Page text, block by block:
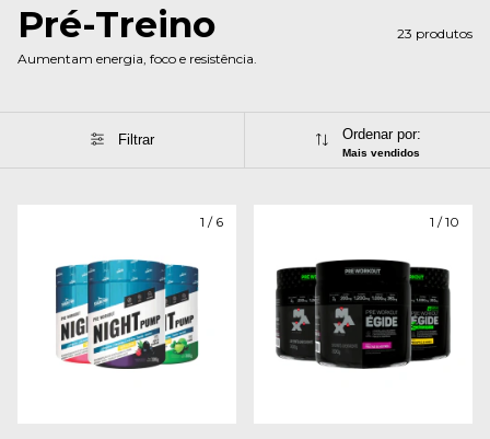
Pré-Treino
23 produtos
Aumentam energia, foco e resistência.
Filtrar Ordenar por:
Mais vendidos
1 / 6 1 /10